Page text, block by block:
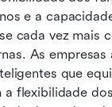
e a
cada vez mais
As
que
a flexibilidade
15 melhores
de funcionários
o software
de equipe